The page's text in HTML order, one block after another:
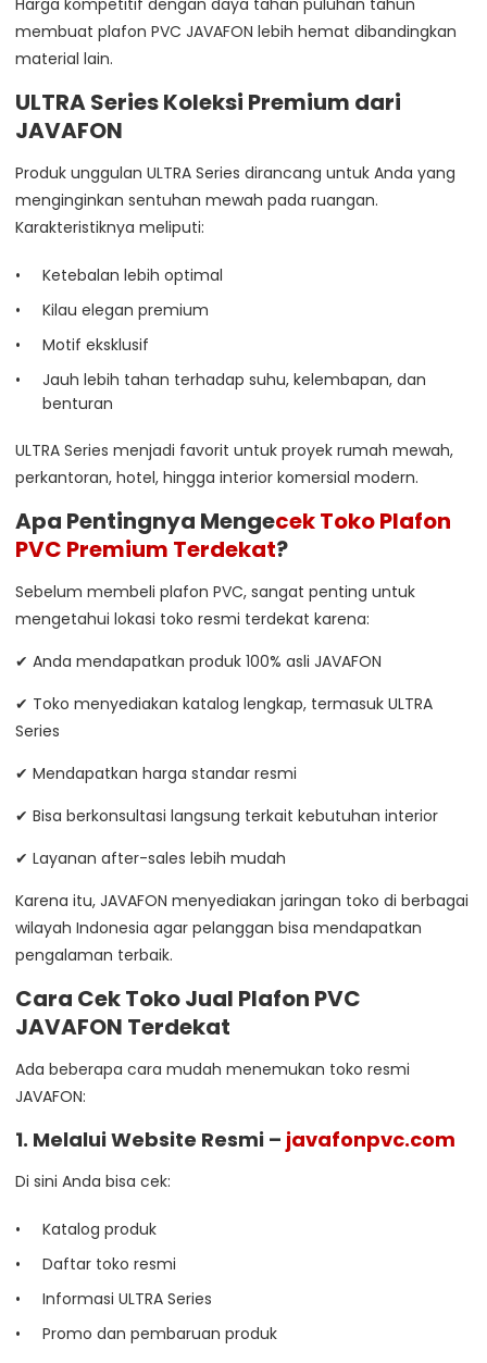
membuat plafon PVC JAVAFON lebih hemat dibandingkan
material lain.
ULTRA Series Koleksi Premium dari
JAVAFON
Produk unggulan ULTRA Series dirancang untuk Anda yang
menginginkan sentuhan mewah pada ruangan.
Karakteristiknya meliputi:
Ketebalan lebih optimal
Kilau elegan premium
Motif eksklusif
Jauh lebih tahan terhadap suhu, kelembapan, dan
benturan
ULTRA Series menjadi favorit untuk proyek rumah mewah,
perkantoran, hotel, hingga interior komersial modern.
Apa Pentingnya Mengecek Toko Plafon
PVC Premium Terdekat?
Sebelum membeli plafon PVC, sangat penting untuk
mengetahui lokasi toko resmi terdekat karena:
✔ Anda mendapatkan produk 100% asli JAVAFON
✔ Toko menyediakan katalog lengkap, termasuk ULTRA
Series
✔ Mendapatkan harga standar resmi
✔ Bisa berkonsultasi langsung terkait kebutuhan interior
✔ Layanan after-sales lebih mudah
Karena itu, JAVAFON menyediakan jaringan toko di berbagai
wilayah Indonesia agar pelanggan bisa mendapatkan
pengalaman terbaik.
Cara Cek Toko Jual Plafon PVC
JAVAFON Terdekat
Ada beberapa cara mudah menemukan toko resmi
JAVAFON:
1. Melalui Website Resmi – javafonpvc.com
Di sini Anda bisa cek:
Katalog produk
Daftar toko resmi
Informasi ULTRA Series
Promo dan pembaruan produk